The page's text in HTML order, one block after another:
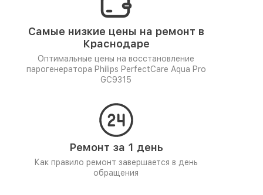
Самые низкие цены на ремонт в
Краснодаре
Оптимальные цены на восстановление
парогенератора Philips PerfectCare Aqua Pro
GC9315
Ремонт за 1 день
Как правило ремонт завершается в день
обращения